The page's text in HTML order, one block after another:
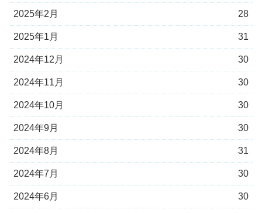
2025年2月 28
2025年1月 31
2024年12月 30
2024年11月 30
2024年10月 30
2024年9月 30
2024年8月 31
2024年7月 30
2024年6月 30